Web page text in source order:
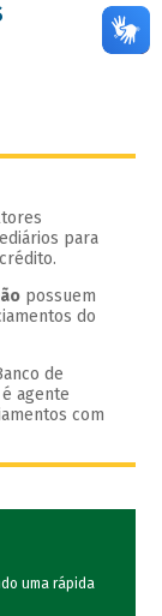
para
possuem
do
de
é agente
com
uma rápida